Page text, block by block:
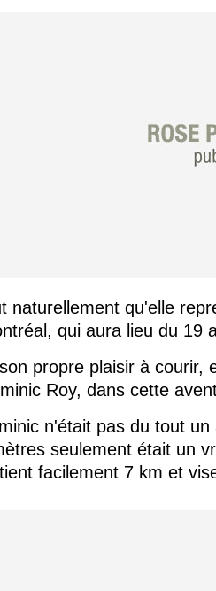
naturellement qu'elle
qui aura lieu du 19
propre plaisir à courir,
Roy, dans cette
n'était pas du tout
seulement était un
facilement 7 km et